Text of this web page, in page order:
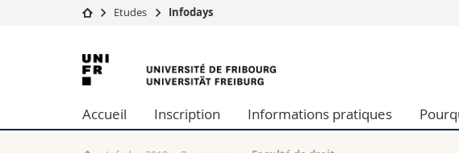
Université
Recherche
Université
Formation continue
Sciences économiques et
Lettres et sciences
Sciences de l'éducation et
Etudes Infodays
Université
de
Fribourg
Accueil Inscription Informations pratiques